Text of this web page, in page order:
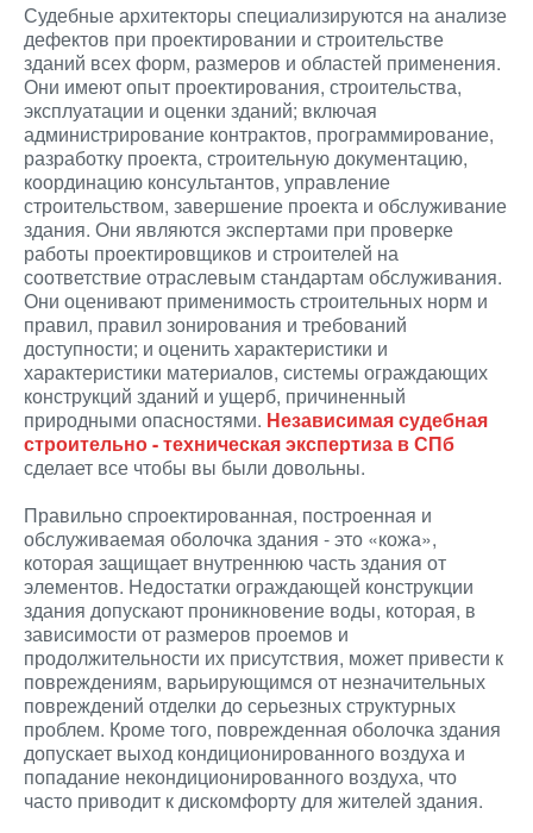
Судебные архитекторы специализируются на анализе
дефектов при проектировании и строительстве
зданий всех форм, размеров и областей применения.
Они имеют опыт проектирования, строительства,
эксплуатации и оценки зданий; включая
администрирование контрактов, программирование,
разработку проекта, строительную документацию,
координацию консультантов, управление
строительством, завершение проекта и обслуживание
здания. Они являются экспертами при проверке
работы проектировщиков и строителей на
соответствие отраслевым стандартам обслуживания.
Они оценивают применимость строительных норм и
правил, правил зонирования и требований
доступности; и оценить характеристики и
характеристики материалов, системы ограждающих
конструкций зданий и ущерб, причиненный
природными опасностями. Независимая судебная
строительно - техническая экспертиза в СПб
сделает все чтобы вы были довольны.
Правильно спроектированная, построенная и
обслуживаемая оболочка здания - это «кожа»,
которая защищает внутреннюю часть здания от
элементов. Недостатки ограждающей конструкции
здания допускают проникновение воды, которая, в
зависимости от размеров проемов и
продолжительности их присутствия, может привести к
повреждениям, варьирующимся от незначительных
повреждений отделки до серьезных структурных
проблем. Кроме того, поврежденная оболочка здания
допускает выход кондиционированного воздуха и
попадание некондиционированного воздуха, что
часто приводит к дискомфорту для жителей здания.